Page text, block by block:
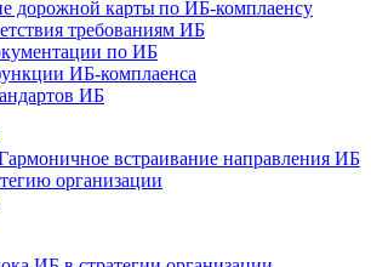
дорожной карты по ИБ-комплаенсу
требованиям ИБ
по ИБ
ИБ-комплаенса
ИБ
встраивание направления ИБ
организации